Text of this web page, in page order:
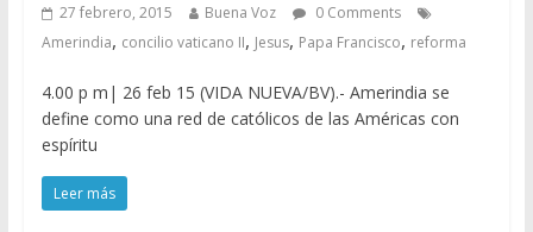
27 febrero, 2015 Buena Voz
0 Comments
Amerindia, concilio vaticano II, Jesus, Papa Francisco, reforma
4.00 p m| 26 feb 15 (VIDA NUEVA/BV).- Amerindia se
define como una red de católicos de las Américas con
espíritu
Leer más